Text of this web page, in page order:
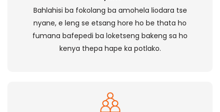
Bahlahisi ba fokolang ba amohela liodara tse
nyane, e leng se etsang hore ho be thata ho
fumana bafepedi ba loketseng bakeng sa ho
kenya thepa hape ka potlako.